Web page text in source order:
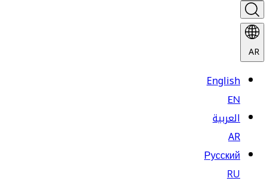
AR
English
EN
العربية
AR
Русский
RU